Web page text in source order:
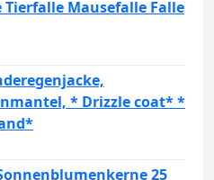
Mausefalle Falle
* Drizzle coat* *
25